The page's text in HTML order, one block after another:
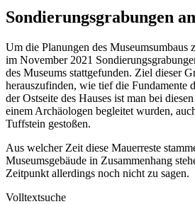
Sondierungsgrabungen
Um die Planungen des Museumsumbaus
im November 2021
des Museums stattgefunden. Ziel dieser
herauszufinden, wie tief die Fundamente
der Ostseite des Hauses ist man bei
einem Archäologen begleitet wurden,
Tuffstein gestoßen.
Aus welcher Zeit diese Mauerreste
Museumsgebäude in Zusammenhang
Zeitpunkt allerdings noch nicht zu sagen.
Volltextsuche